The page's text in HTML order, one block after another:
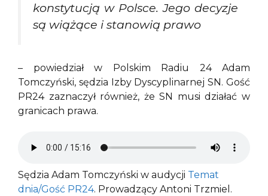
konstytucją w Polsce. Jego decyzje
są wiążące i stanowią prawo
– powiedział w Polskim Radiu 24 Adam
Tomczyński, sędzia Izby Dyscyplinarnej SN. Gość
PR24 zaznaczył również, że SN musi działać w
granicach prawa.
Sędzia Adam Tomczyński w audycji Temat
dnia/Gość PR24. Prowadzący Antoni Trzmiel.